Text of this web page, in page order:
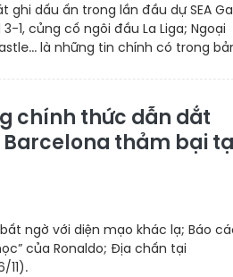
ghi dấu ấn trong lần đầu dự SEA
1, củng cố ngôi đầu La Liga; Ngoại
là những tin chính có trong
chính thức dẫn dắt
Barcelona thảm bại
ngờ với diện mạo khác lạ; Báo
của Ronaldo; Địa chấn tại
11).